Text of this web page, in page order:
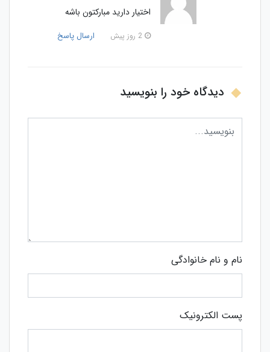
اختیار دارید مبارکتون باشه
ارسال پاسخ
دیدگاه خود را بنویسید
نام و نام خانوادگی
پست الکترونیک